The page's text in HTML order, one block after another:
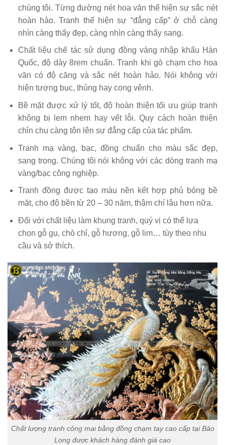
chúng tôi. Từng đường nét hoa văn thể hiện sự sắc nét
hoàn hảo. Tranh thể hiện sự “đẳng cấp” ở chỗ càng
nhìn càng thấy đẹp, càng nhìn càng thấy sang.
Chất liệu chế tác sử dụng đồng vàng nhập khẩu Hàn
Quốc, độ dày 8rem chuẩn. Tranh khi gò chạm cho hoa
văn có độ căng và sắc nét hoàn hảo. Nói không với
hiện tượng bục, thủng hay cong vênh.
Bề mặt được xử lý tốt, độ hoàn thiện tối ưu giúp tranh
không bị lem nhem hay vết lỗi. Quy cách hoàn thiện
chỉn chu càng tôn lên sự đẳng cấp của tác phẩm.
Tranh mạ vàng, bạc, đồng chuẩn cho màu sắc đẹp,
sang trọng. Chúng tôi nói không với các dòng tranh mạ
vàng/bạc công nghiệp.
Tranh đồng được tạo màu nền kết hợp phủ bóng bề
mặt, cho độ bền từ 20 – 30 năm, thậm chí lâu hơn nữa.
Đối với chất liệu làm khung tranh, quý vị có thể lựa
chọn gỗ gụ, chò chỉ, gỗ hương, gỗ lim… tùy theo nhu
cầu và sở thích.
Chất lượng tranh công mai bằng đồng chạm tay cao cấp tại Bảo
Long được khách hàng đánh giá cao